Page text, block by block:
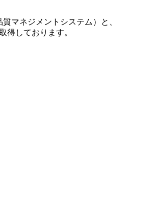
マネジメントシステム）と、
得しております。